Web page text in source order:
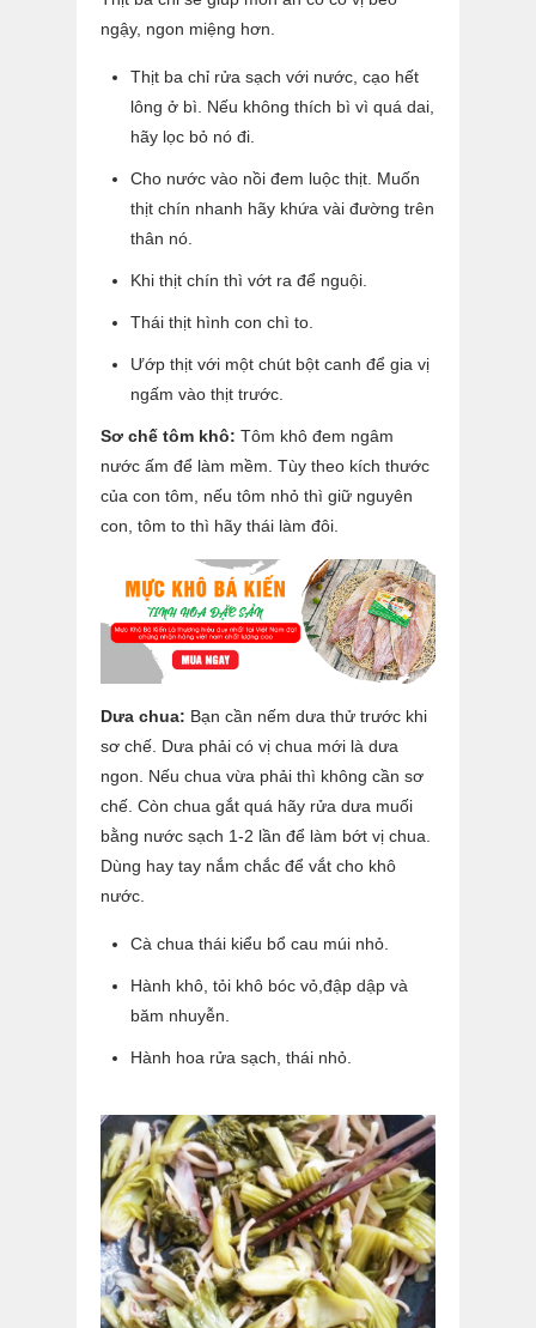
ngậy, ngon miệng hơn.
Thịt ba chỉ rửa sạch với nước, cạo hết
lông ở bì. Nếu không thích bì vì quá dai,
hãy lọc bỏ nó đi.
Cho nước vào nồi đem luộc thịt. Muốn
thịt chín nhanh hãy khứa vài đường trên
thân nó.
Khi thịt chín thì vớt ra để nguội.
Thái thịt hình con chì to.
Ướp thịt với một chút bột canh để gia vị
ngấm vào thịt trước.
Sơ chế tôm khô: Tôm khô đem ngâm
nước ấm để làm mềm. Tùy theo kích thước
của con tôm, nếu tôm nhỏ thì giữ nguyên
con, tôm to thì hãy thái làm đôi.
Dưa chua: Bạn cần nếm dưa thử trước khi
sơ chế. Dưa phải có vị chua mới là dưa
ngon. Nếu chua vừa phải thì không cần sơ
chế. Còn chua gắt quá hãy rửa dưa muối
bằng nước sạch 1-2 lần để làm bớt vị chua.
Dùng hay tay nắm chắc để vắt cho khô
nước.
Cà chua thái kiểu bổ cau múi nhỏ.
Hành khô, tỏi khô bóc vỏ,đập dập và
băm nhuyễn.
Hành hoa rửa sạch, thái nhỏ.